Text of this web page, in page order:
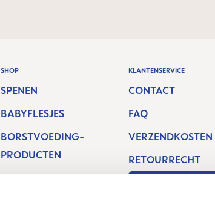
SHOP
SPENEN
BABYFLESJES
BORSTVOEDING-
PRODUCTEN
MONDVERZORGIN
KLANTENSERVICE
CONTACT
FAQ
VERZENDKOSTEN
RETOURRECHT